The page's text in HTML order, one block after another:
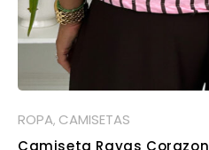
ROPA, CAMISETAS